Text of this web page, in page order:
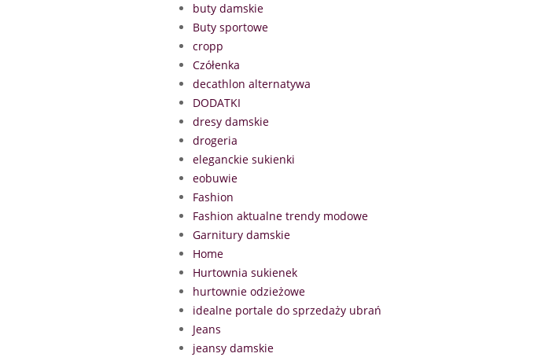
buty damskie
Buty sportowe
cropp
Czółenka
decathlon alternatywa
DODATKI
dresy damskie
drogeria
eleganckie sukienki
eobuwie
Fashion
Fashion aktualne trendy modowe
Garnitury damskie
Home
Hurtownia sukienek
hurtownie odzieżowe
idealne portale do sprzedaży ubrań
Jeans
jeansy damskie